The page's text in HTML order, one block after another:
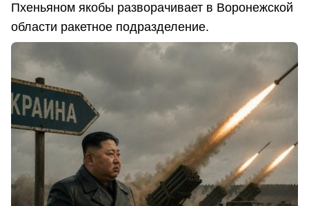
Пхеньяном якобы разворачивает в Воронежской
области ракетное подразделение.